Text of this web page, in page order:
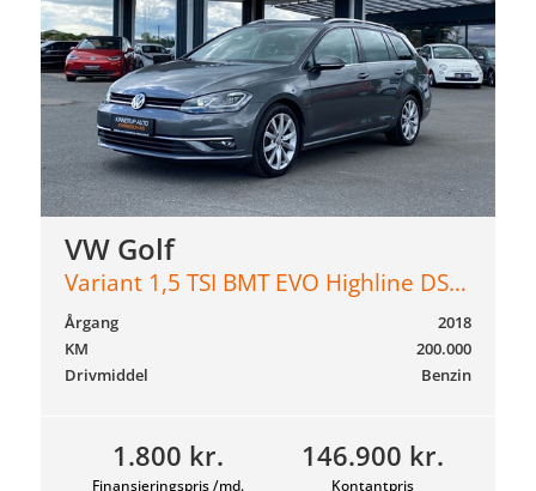
VW Golf
Variant 1,5 TSI BMT EVO Highline DSG 150HK Stc 7g Aut.
1.800 kr.
Finansieringspris /md.
146.900 kr.
Kontantpris
2018
Årgang
200.000
KM
Benzin
Drivmiddel